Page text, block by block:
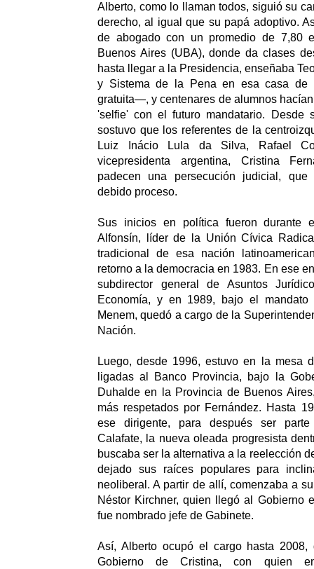
Alberto, como lo llaman todos, siguió su
derecho, al igual que su papá adoptivo.
de abogado con un promedio de 7,80
Buenos Aires (UBA), donde da clases
hasta llegar a la Presidencia, enseñaba
y Sistema de la Pena en esa casa de
gratuita—, y centenares de alumnos
'selfie' con el futuro mandatario. Desde
sostuvo que los referentes de la
Luiz Inácio Lula da Silva, Rafael
vicepresidenta argentina, Cristina
padecen una persecución judicial,
debido proceso.
Sus inicios en política fueron durante
Alfonsín, líder de la Unión Cívica
tradicional de esa nación
retorno a la democracia en 1983. En ese
subdirector general de Asuntos
Economía, y en 1989, bajo el mandato
Menem, quedó a cargo de la
Nación.
Luego, desde 1996, estuvo en la mesa
ligadas al Banco Provincia, bajo la
Duhalde en la Provincia de Buenos
más respetados por Fernández. Hasta
ese dirigente, para después ser
Calafate, la nueva oleada progresista
buscaba ser la alternativa a la reelección
dejado sus raíces populares para
neoliberal. A partir de allí, comenzaba a
Néstor Kirchner, quien llegó al Gobierno
fue nombrado jefe de Gabinete.
Así, Alberto ocupó el cargo hasta 2008,
Gobierno de Cristina, con quien